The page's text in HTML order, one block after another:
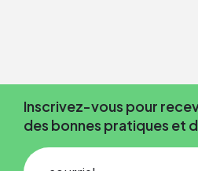
Inscrivez-vous pour
des bonnes pratiques et
courriel